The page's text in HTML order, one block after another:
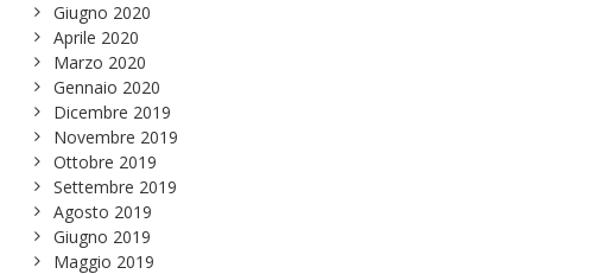
Giugno 2020
Aprile 2020
Marzo 2020
Gennaio 2020
Dicembre 2019
Novembre 2019
Ottobre 2019
Settembre 2019
Agosto 2019
Giugno 2019
Maggio 2019